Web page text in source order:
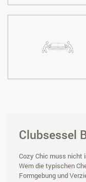
Clubsessel
Cozy Chic muss nicht
Wem die typischen
Formgebung und